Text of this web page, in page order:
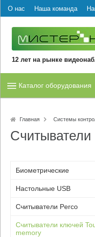
О нас Наша команда
12 лет на рынке
Каталог оборудования
Главная Системы
Биометрические
Настольные USB
Считыватели Perco
Считыватели ключей
memory